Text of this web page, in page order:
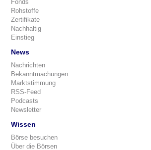
Fonds
Rohstoffe
Zertifikate
Nachhaltig
Einstieg
News
Nachrichten
Bekanntmachungen
Marktstimmung
RSS-Feed
Podcasts
Newsletter
Wissen
Börse besuchen
Über die Börsen